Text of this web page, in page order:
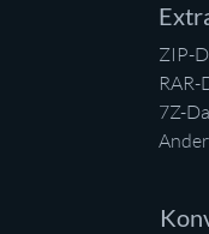
ZIP-
7Z-